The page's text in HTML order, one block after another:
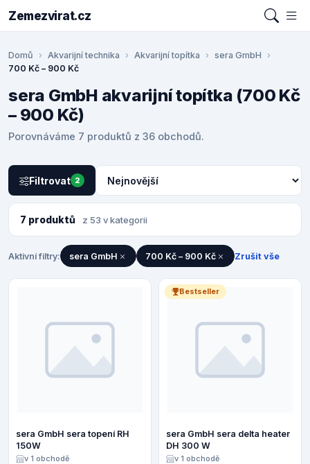
Zemezvirat.cz
Domů Akvarijní technika Akvarijní topítka
sera GmbH
700 Kč – 900 Kč
sera GmbH akvarijní topítka (700 Kč
– 900 Kč)
Porovnáváme 7 produktů z 36 obchodů.
Filtrovat 2
7 produktů z 53 v kategorii
Aktivní filtry: sera GmbH 700 Kč – 900 Kč Zrušit vše
sera GmbH sera topení RH
150W
v 1 obchodě
Bestseller
sera GmbH sera delta heater
DH 300 W
v 1 obchodě